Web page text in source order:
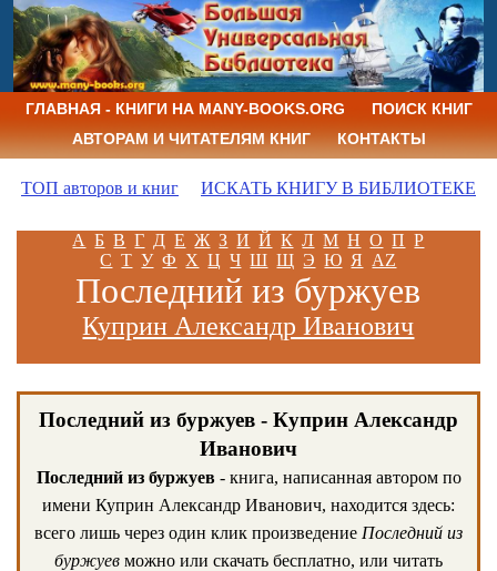
ГЛАВНАЯ - КНИГИ НА MANY-BOOKS.ORG
ПОИСК КНИГ
АВТОРАМ И ЧИТАТЕЛЯМ КНИГ
КОНТАКТЫ
ТОП авторов и книг ИСКАТЬ КНИГУ В БИБЛИОТЕКЕ
А Б В Г Д Е Ж З И Й К Л М Н О П Р
С Т У Ф Х Ц Ч Ш Щ Э Ю Я AZ
Последний из буржуев
Куприн Александр Иванович
Последний из буржуев - Куприн Александр
Иванович
Последний из буржуев - книга, написанная автором по
имени Куприн Александр Иванович, находится здесь:
всего лишь через один клик произведение Последний из
буржуев можно или скачать бесплатно, или читать